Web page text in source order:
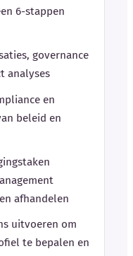
6-stappen
governance
analyses
en
beleid en
afhandelen
uitvoeren om
te bepalen en